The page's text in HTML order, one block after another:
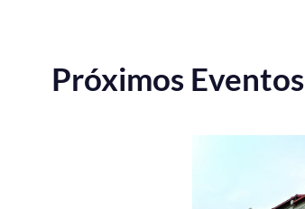
Próximos Eventos